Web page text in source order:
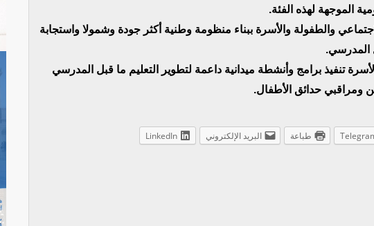
الموجهة لهذه الفئة.
والطفولة والأسرة ببناء منظومة وطنية أكثر جودة وشمولا واستجابة
المدرسي.
تنفيذ برامج وأنشطة ميدانية داعمة لتطوير التعليم ما قبل المدرسي
ومراقبي حدائق الأطفال.
طباعة البريد الإلكتروني LinkedIn